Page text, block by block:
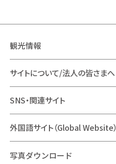
観光情報
サイトについて/法人の皆さまへ
SNS・関連サイト
外国語サイト（Global Website）
写真ダウンロード